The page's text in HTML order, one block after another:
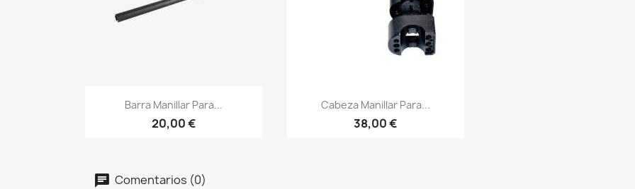
Vista rápida
Barra Manillar Para...
20,00 €
Vista rápida
Cabeza Manillar Para...
38,00 €
Comentarios (0)